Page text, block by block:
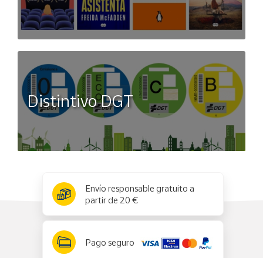
Distintivo DGT
Envío responsable gratuito a
partir de 20 €
Pago seguro